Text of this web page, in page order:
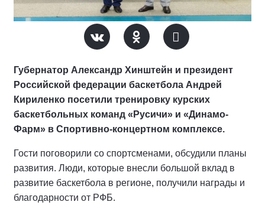
Губернатор Александр Хинштейн и президент
Российской федерации баскетбола Андрей
Кириленко посетили тренировку курских
баскетбольных команд «Русичи» и «Динамо-
Фарм» в Спортивно-концертном комплексе.
Гости поговорили со спортсменами, обсудили планы
развития. Люди, которые внесли большой вклад в
развитие баскетбола в регионе, получили награды и
благодарности от РФБ.